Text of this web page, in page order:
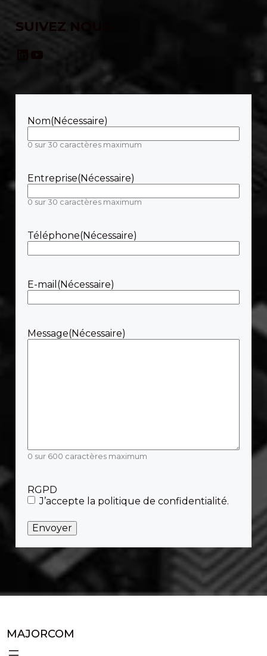
SUIVEZ NOUS
YouTube
Nom(Nécessaire)
0 sur 30 caractères maximum
Entreprise(Nécessaire)
0 sur 30 caractères maximum
Téléphone(Nécessaire)
E-mail (Nécessaire)
Message(Nécessaire)
0 sur 600 caractères maximum
RGPD
J’accepte la politique de confidentialité.
MAJORCOM